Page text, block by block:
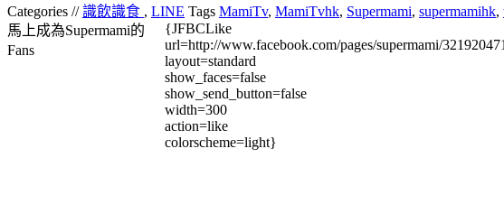
Categories //識飲識食 , LINE Tags MamiTv, MamiTvhk, Supermami, supermamihk,
馬上成為Supermami的
Fans
{JFBCLike
url=http://www.facebook.com/pages/supermami/
layout=standard
show_faces=false
show_send_button=false
width=300
action=like
colorscheme=light}